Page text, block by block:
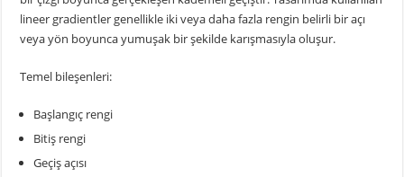
lineer gradientler genellikle iki veya daha fazla rengin belirli bir açı
veya yön boyunca yumuşak bir şekilde karışmasıyla oluşur.
Temel bileşenleri:
Başlangıç rengi
Bitiş rengi
Geçiş açısı